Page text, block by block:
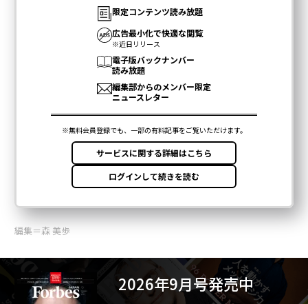
編集＝森 美歩
2026年9月号発売中